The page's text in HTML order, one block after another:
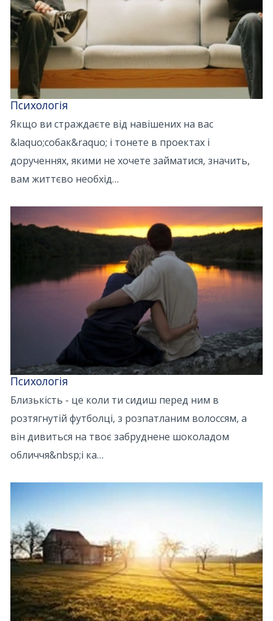
Психологія
Якщо ви страждаєте від навішених на вас
&laquo;собак&raquo; і тонете в проектах і
дорученнях, якими не хочете займатися, значить,
вам життєво необхід…
Психологія
Близькість - це коли ти сидиш перед ним в
розтягнутій футболці, з розпатланим волоссям, а
він дивиться на твоє забруднене шоколадом
обличчя&nbsp;і ка…